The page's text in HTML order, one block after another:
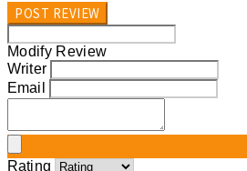
POST REVIEW
Modify Review
Writer
Email
Rating